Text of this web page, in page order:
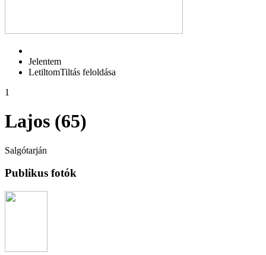
Jelentem
LetiltomTiltás feloldása
1
Lajos (65)
Salgótarján
Publikus fotók